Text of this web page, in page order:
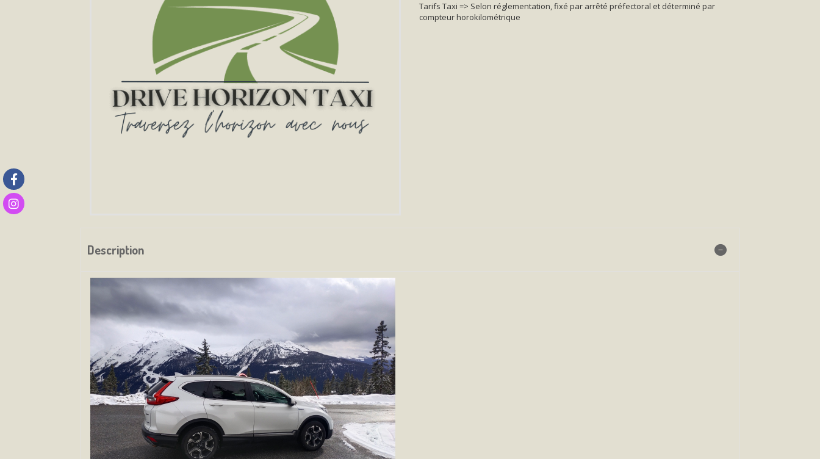
Tarifs Taxi => Selon réglementation, fixé par arrêté préfectoral et déterminé par
compteur horokilométrique
Description